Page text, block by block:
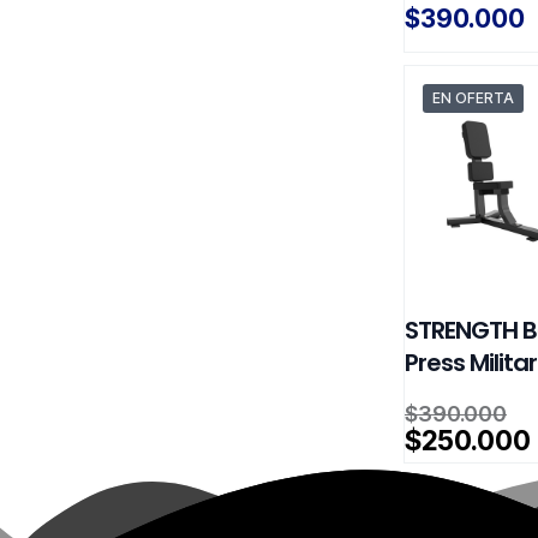
$390.000
EN OFERTA
STRENGTH
Press Militar
$390.000
$250.000